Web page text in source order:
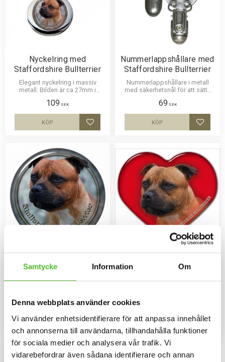
Samtycke Information Om
Denna webbplats använder cookies
Vi använder enhetsidentifierare för att anpassa innehållet
och annonserna till användarna, tillhandahålla funktioner
för sociala medier och analysera vår trafik. Vi
vidarebefordrar även sådana identifierare och annan
Nyckelring med
Staffordshire Bullterrier
Elegant nyckelring i massiv
metall. Bilden är ca 27mm i
vara hållbar och ge ett intryck av
djup i bilden.
109 SEK
Lägg till i favoriter
KÖP
Nummerlappshållare med
Staffordshire Bullterrier
Nummerlappshållare i metall
med säkerhetsnål för att sätta
klämma för nummerlappen.
Bilden är ca 27mm i diameter
och laminerad för att vara hållbar
och ge ett uttryck av djup i
69 SEK
Lägg
KÖP
Staffordshire Bullterrier
Rund dekal i 3D-variant av hög
storlekar 10 cm , 15 cm och 30
79SEK
Lägg till i favoriter
INFO
Bullterrier
Hjärtformad bildekal 15cm bred i
klisterbaksida för montering på
INFO